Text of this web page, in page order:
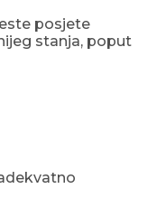
posjete
stanja, poput